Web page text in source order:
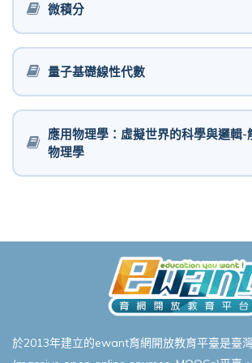
微積分
量子基礎線性代數
應用物理學：虛擬世界的科學與邏輯-
物理學
於2013年建立的ewant育網開放教育平臺是臺